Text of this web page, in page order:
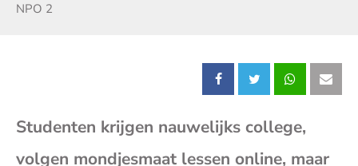
Zender:
NPO 2
Deel
dit
Deel
dit
Deel
dit
Studenten krijgen nauwelijks college,
volgen mondjesmaat lessen online, maar